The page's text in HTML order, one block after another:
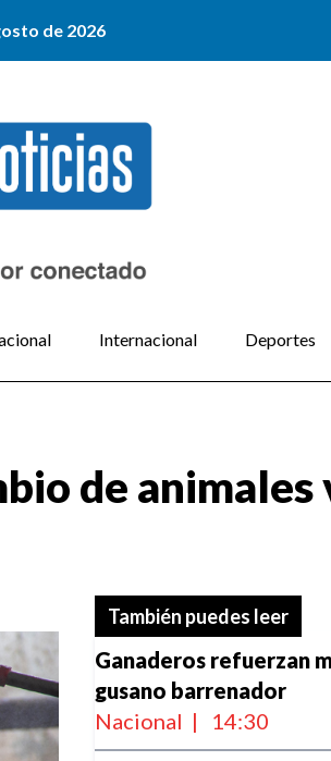
de 2026
Internacional Deportes
de animales
También puedes leer
Ganaderos refuerzan
gusano barrenador
Nacional | 14:30